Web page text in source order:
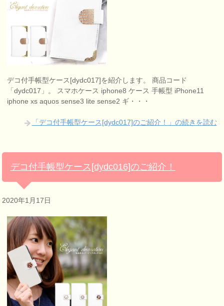
デコ付手帳型ケース[dydc017]を紹介します。 商品コード
「dydc017」。 スマホケース iphone8 ケース 手帳型 iPhone11
iphone xs aquos sense3 lite sense2 ギ・・・
「デコ付手帳型ケース[dydc017]のご紹介！」の続きを読む
デコ付手帳型ケース[dydc016]のご紹介！
2020年1月17日